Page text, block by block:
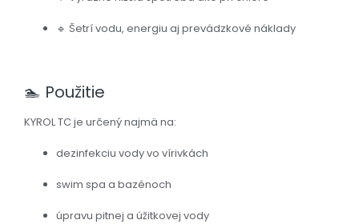
🔹 Šetrí vodu, energiu aj prevádzkové náklady
🏊 Použitie
KYROL TC je určený najmä na:
dezinfekciu vody vo vírivkách
swim spa a bazénoch
úpravu pitnej a úžitkovej vody